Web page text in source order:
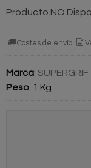
Producto NO
Costes de envío
Marca: SUPERGRIF
Peso: 1 Kg